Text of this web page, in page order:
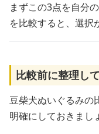
まずこの3点を自分
を比較すると、選択
比較前に整理し
豆柴犬ぬいぐるみの
明確にしておきまし